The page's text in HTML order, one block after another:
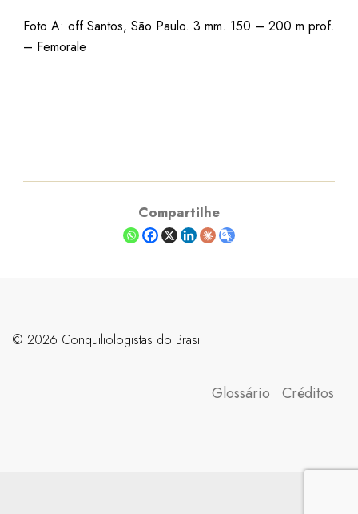
Foto A: off Santos, São Paulo. 3 mm. 150 – 200 m prof.
– Femorale
Compartilhe
©️ 2026 Conquiliologistas do Brasil
Glossário Créditos